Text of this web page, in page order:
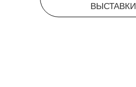
ВЫСТАВКИ